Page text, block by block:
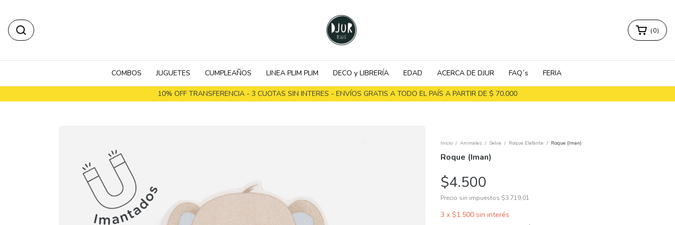
10% OFF TRANSFERENCIA - 3 CUOTAS SIN INTERES - ENVÍOS GRATIS A TODO EL PAÍS A PARTIR DE $ 70.000
(0)
COMBOS JUGUETES CUMPLEAÑOS LINEA PLIM PLIM DECO y LIBRERÍA EDAD ACERCA DE DJUR FAQ´s FERIA
Inicio / Animales / Selva / Roque Elefante / Roque (Iman)
Roque (Iman)
$4.500
Precio sin impuestos $3.719,01
3 x $1.500 sin interés